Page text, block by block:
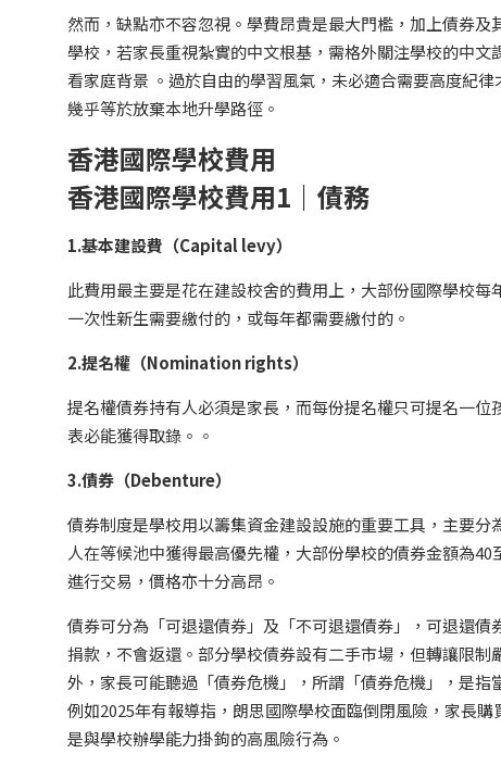
然而，缺點亦不容忽視。學費昂貴是最大門檻，加上債券
學校，若家長重視紮實的中文根基，需格外關注學校的中
看家庭背景 。過於自由的學習風氣，未必適合需要高度紀
幾乎等於放棄本地升學路徑。
香港國際學校費用
香港國際學校費用1｜債務
1.基本建設費（Capital levy）
此費用最主要是花在建設校舍的費用上，大部份國際學校
一次性新生需要繳付的，或每年都需要繳付的。
2.提名權（Nomination rights）
提名權債券持有人必須是家長，而每份提名權只可提名一
表必能獲得取錄。。
3.債券（Debenture）
債券制度是學校用以籌集資金建設設施的重要工具，主要
人在等候池中獲得最高優先權，大部份學校的債券金額為
進行交易，價格亦十分高昂。
債券可分為「可退還債券」及「不可退還債券」，可退還
捐款，不會返還。部分學校債券設有二手市場，但轉讓限
外，家長可能聽過「債券危機」，所謂「債券危機」，是
例如2025年有報導指，朗思國際學校面臨倒閉風險，家長
是與學校辦學能力掛鉤的高風險行為。